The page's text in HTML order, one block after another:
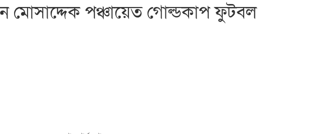
পঞ্চায়েত গোল্ডকাপ ফুটবল